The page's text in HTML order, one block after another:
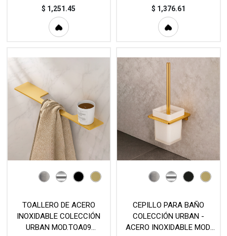
$ 1,251.45 $ 1,376.61
TOALLERO DE ACERO
INOXIDABLE COLECCIÓN
URBAN MOD.TOA09
CEPILLO PARA BAÑO
COLECCIÓN URBAN -
ACERO INOXIDABLE MOD.